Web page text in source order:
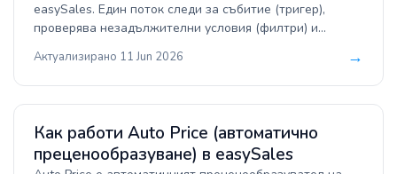
easySales. Един поток следи за събитие (тригер),
проверява незадължителни условия (филтри) и
Това ръководство обяснява трите компонента, какво
може да стартира поток, как да го стесниш с филтри,
какво може да прави, как работи времето на
изпълнение и как да изградиш първия си поток.
Актуализирано 11 Jun 2026 →
Как работи Auto Price (автоматично
преценообразуване) в easySales